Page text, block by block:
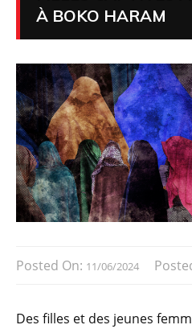
À BOKO HARAM
Posted On: 11/06/2024
Des filles et des jeunes